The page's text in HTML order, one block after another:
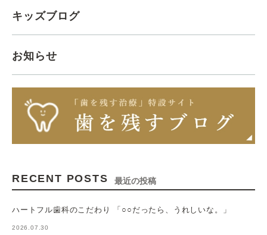
キッズブログ
お知らせ
RECENT POSTS 最近の投稿
ハートフル歯科のこだわり 「○○だったら、うれしいな。」
2026.07.30